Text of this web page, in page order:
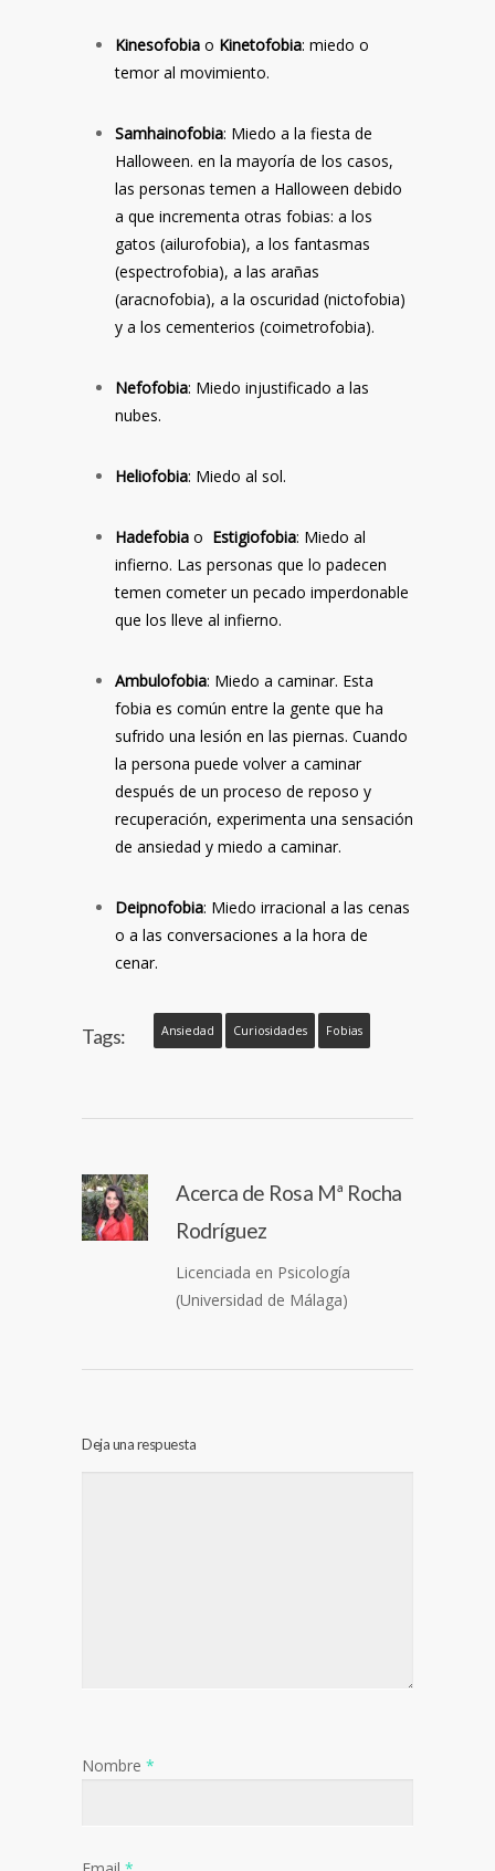
Kinesofobia o Kinetofobia: miedo o
temor al movimiento.
Samhainofobia: Miedo a la fiesta de
Halloween. en la mayoría de los casos,
las personas temen a Halloween debido
a que incrementa otras fobias: a los
gatos (ailurofobia), a los fantasmas
(espectrofobia), a las arañas
(aracnofobia), a la oscuridad (nictofobia)
y a los cementerios (coimetrofobia).
Nefofobia: Miedo injustificado a las
nubes.
Heliofobia: Miedo al sol.
Hadefobia o Estigiofobia: Miedo al
infierno. Las personas que lo padecen
temen cometer un pecado imperdonable
que los lleve al infierno.
Ambulofobia: Miedo a caminar. Esta
fobia es común entre la gente que ha
sufrido una lesión en las piernas. Cuando
la persona puede volver a caminar
después de un proceso de reposo y
recuperación, experimenta una sensación
de ansiedad y miedo a caminar.
Deipnofobia: Miedo irracional a las cenas
o a las conversaciones a la hora de
cenar.
Tags: Ansiedad Curiosidades Fobias
Acerca de Rosa Mª Rocha
Rodríguez
Licenciada en Psicología
(Universidad de Málaga)
Deja una respuesta
Nombre *